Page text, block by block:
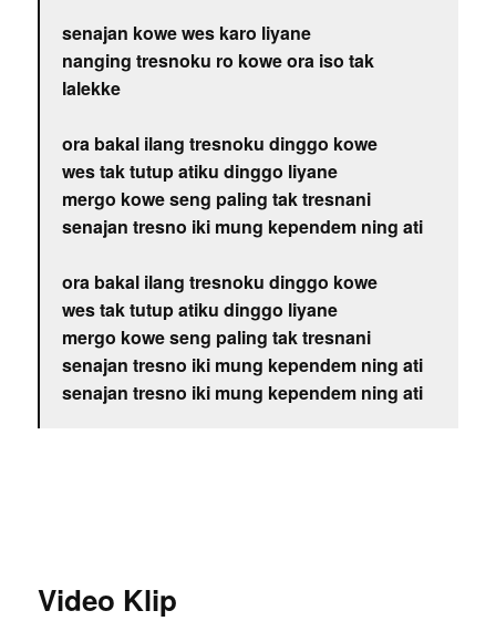
senajan kowe wes karo liyane
nanging tresnoku ro kowe ora iso tak
lalekke
ora bakal ilang tresnoku dinggo kowe
wes tak tutup atiku dinggo liyane
mergo kowe seng paling tak tresnani
senajan tresno iki mung kependem ning ati
ora bakal ilang tresnoku dinggo kowe
wes tak tutup atiku dinggo liyane
mergo kowe seng paling tak tresnani
senajan tresno iki mung kependem ning ati
senajan tresno iki mung kependem ning ati
Video Klip